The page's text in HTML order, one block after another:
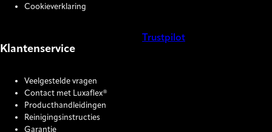
Cookieverklaring
Klantenservice
Veelgestelde vragen
Contact met Luxaflex®
Producthandleidingen
Reinigingsinstructies
Garantie
Trustpilot